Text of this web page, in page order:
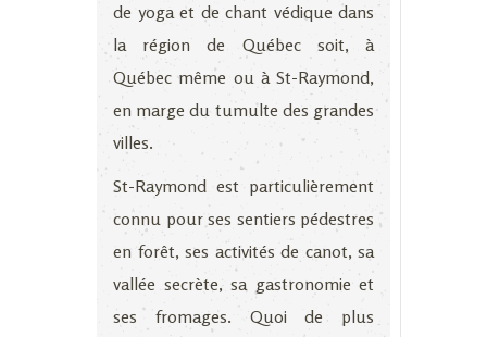
de yoga et de chant védique dans
la région de Québec soit, à
Québec même ou à St-Raymond,
en marge du tumulte des grandes
villes.
St-Raymond est particulièrement
connu pour ses sentiers pédestres
en forêt, ses activités de canot, sa
vallée secrète, sa gastronomie et
ses fromages. Quoi de plus